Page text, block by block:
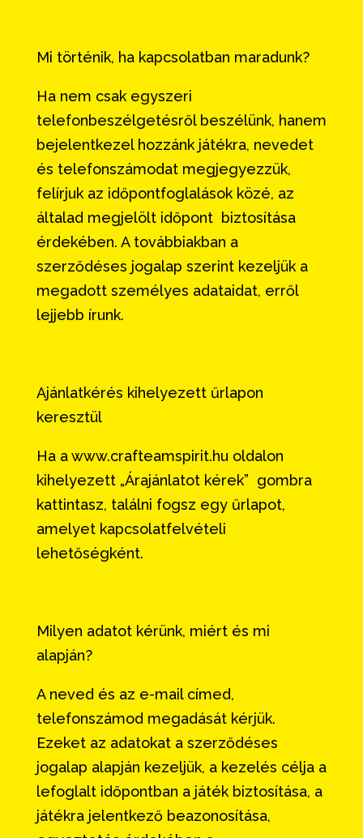
Mi történik, ha kapcsolatban maradunk?
Ha nem csak egyszeri
telefonbeszélgetésről beszélünk, hanem
bejelentkezel hozzánk játékra, nevedet
és telefonszámodat megjegyezzük,
felírjuk az időpontfoglalások közé, az
általad megjelölt időpont biztosítása
érdekében. A továbbiakban a
szerződéses jogalap szerint kezeljük a
megadott személyes adataidat, erről
lejjebb írunk.
Ajánlatkérés kihelyezett űrlapon
keresztül
Ha a www.crafteamspirit.hu oldalon
kihelyezett „Árajánlatot kérek” gombra
kattintasz, találni fogsz egy űrlapot,
amelyet kapcsolatfelvételi
lehetőségként.
Milyen adatot kérünk, miért és mi
alapján?
A neved és az e-mail címed,
telefonszámod megadását kérjük.
Ezeket az adatokat a szerződéses
jogalap alapján kezeljük, a kezelés célja a
lefoglalt időpontban a játék biztosítása, a
játékra jelentkező beazonosítása,